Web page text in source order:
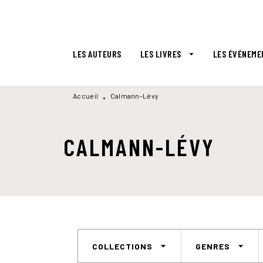
LES AUTEURS LES LIVRES arrow_drop_down LES
Accueil • Calmann-Lévy
CALMANN-LÉVY
COLLECTIONS arrow_drop_down GENRES arrow_drop_down